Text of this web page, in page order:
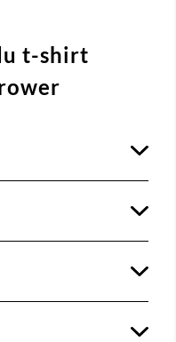
t-shirt